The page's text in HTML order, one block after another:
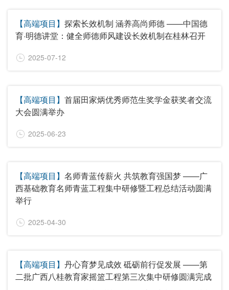
【高端项目】 探索长效机制 涵养高尚师德 ——中国德
育·明德讲堂：健全师德师风建设长效机制在桂林召开
2025-07-12
【高端项目】 首届田家炳优秀师范生奖学金获奖者交流
大会圆满举办
2025-06-23
【高端项目】 名师青蓝传薪火 共筑教育强国梦 ——广
西基础教育名师青蓝工程集中研修暨工程总结活动圆满
举行
2025-04-30
【高端项目】 丹心育梦见成效 砥砺前行促发展 ——第
二批广西八桂教育家摇篮工程第三次集中研修圆满完成